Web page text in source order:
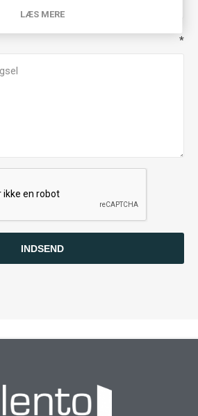
*
INDSEND
LÆS MERE